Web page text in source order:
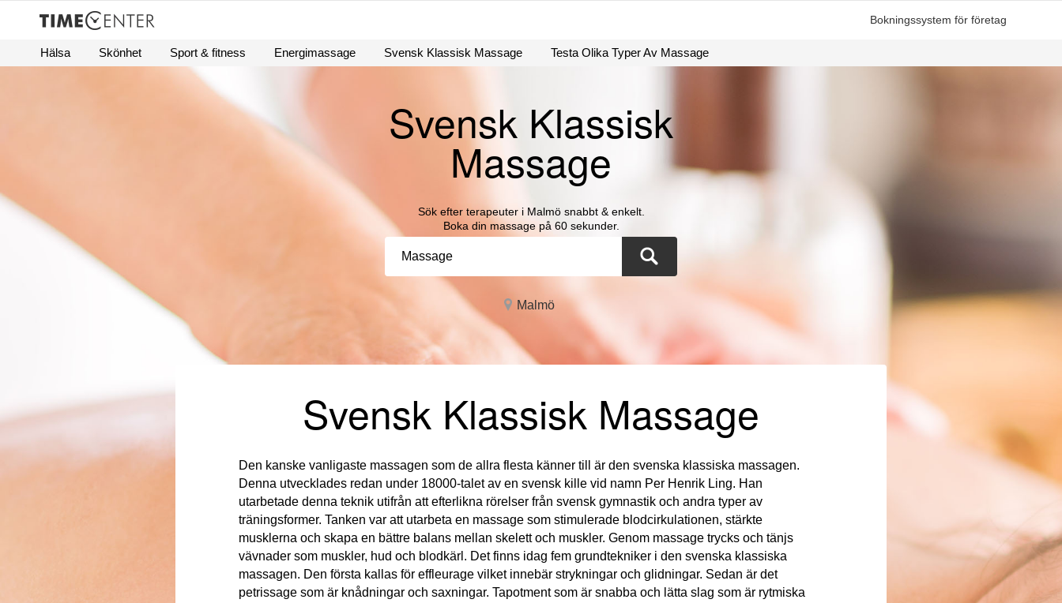
Bokningssystem för företag
Hälsa Skönhet Sport & fitness Energimassage Svensk Klassisk Massage Testa Olika Typer Av Massage
Svensk Klassisk
Massage
Sök efter terapeuter i Malmö snabbt & enkelt.
Boka din massage på 60 sekunder.
Malmö
Svensk Klassisk Massage
Den kanske vanligaste massagen som de allra flesta känner till är den svenska klassiska massagen.
Denna utvecklades redan under 18000-talet av en svensk kille vid namn Per Henrik Ling. Han
utarbetade denna teknik utifrån att efterlikna rörelser från svensk gymnastik och andra typer av
träningsformer. Tanken var att utarbeta en massage som stimulerade blodcirkulationen, stärkte
musklerna och skapa en bättre balans mellan skelett och muskler. Genom massage trycks och tänjs
vävnader som muskler, hud och blodkärl. Det finns idag fem grundtekniker i den svenska klassiska
massagen. Den första kallas för effleurage vilket innebär strykningar och glidningar. Sedan är det
petrissage som är knådningar och saxningar. Tapotment som är snabba och lätta slag som är rytmiska